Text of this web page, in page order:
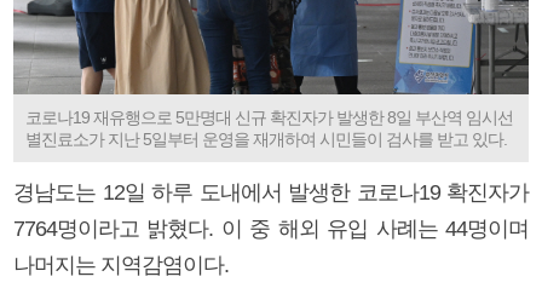
코로나19 재유행으로 5만명대 신규 확진자가 발생한 8일 부산역 임시선
별진료소가 지난 5일부터 운영을 재개하여 시민들이 검사를 받고 있다.
경남도는 12일 하루 도내에서 발생한 코로나19 확진자가
7764명이라고 밝혔다. 이 중 해외 유입 사례는 44명이며
나머지는 지역감염이다.